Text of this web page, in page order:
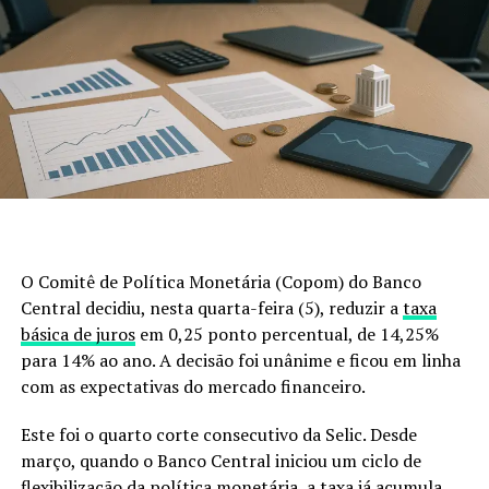
presentes no Brasil, basta observar o que acontece em
outros países para entender que prevenir custa muito
menos do que remediar.
A legislação não é o problema
Existe uma ideia equivocada de que a lei impede o
A legislação brasileira autoriza o manejo e o controle
populacional, desde que sejam obedecidas regras
técnicas e ambientais.
Porque o modelo adotado simplesmente não está
conseguindo acompanhar a velocidade de reprodução e
O Comitê de Política Monetária (Copom) do Banco
Central decidiu, nesta quarta-feira (5), reduzir ataxa
básica de jurosem 0,25 ponto percentual, de 14,25%
para 14% ao ano. A decisão foi unânime e ficou em linha
com as expectativas do mercado financeiro.
Este foi o quarto corte consecutivo da Selic. Desde
março, quando o Banco Central iniciou um ciclo de